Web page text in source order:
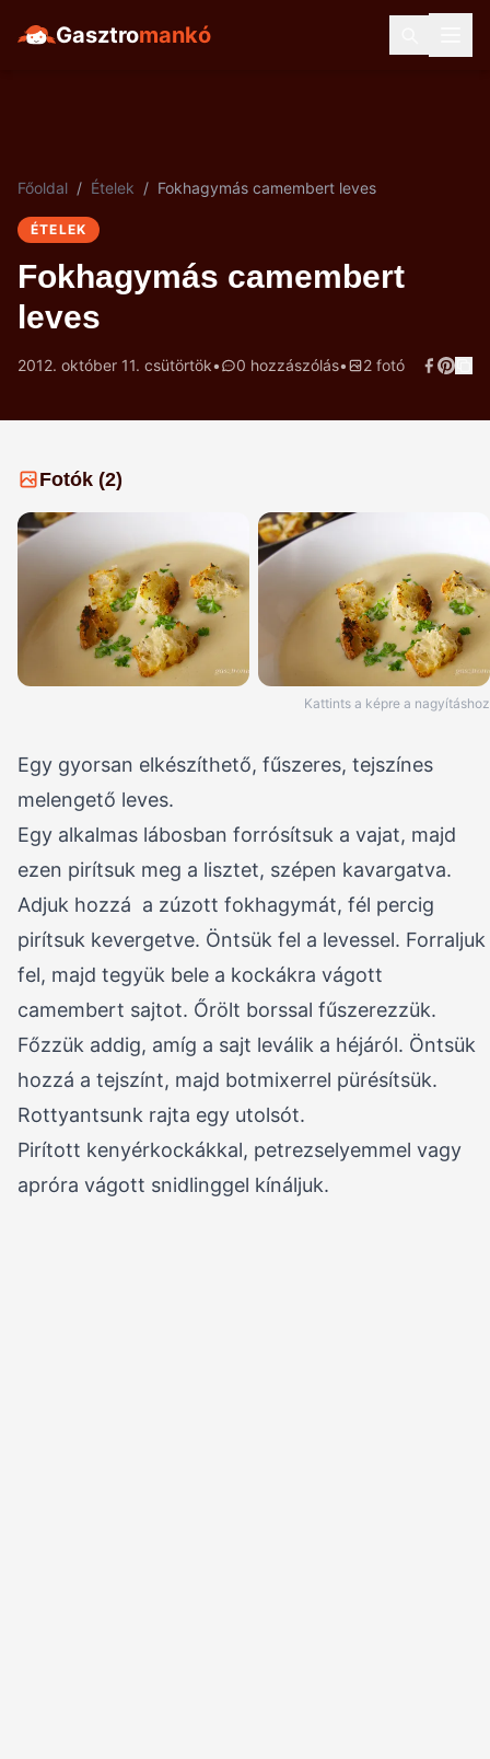
Gasztromankó
Főoldal / Ételek / Fokhagymás camembert leves
ÉTELEK
Fokhagymás camembert
leves
2012. október 11. csütörtök• 0 hozzászólás• 2 fotó
Fotók (2)
Kattints a képre a nagyításhoz
Egy gyorsan elkészíthető, fűszeres, tejszínes
melengető leves.
Egy alkalmas lábosban forrósítsuk a vajat, majd
ezen pirítsuk meg a lisztet, szépen kavargatva.
Adjuk hozzá a zúzott fokhagymát, fél percig
pirítsuk kevergetve. Öntsük fel a levessel. Forraljuk
fel, majd tegyük bele a kockákra vágott
camembert sajtot. Őrölt borssal fűszerezzük.
Főzzük addig, amíg a sajt leválik a héjáról. Öntsük
hozzá a tejszínt, majd botmixerrel pürésítsük.
Rottyantsunk rajta egy utolsót.
Pirított kenyérkockákkal, petrezselyemmel vagy
apróra vágott snidlinggel kínáljuk.